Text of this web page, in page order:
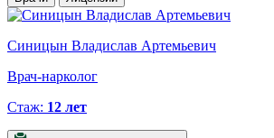
Синицын Владислав Артемьевич
Врач-нарколог
Стаж: 12 лет